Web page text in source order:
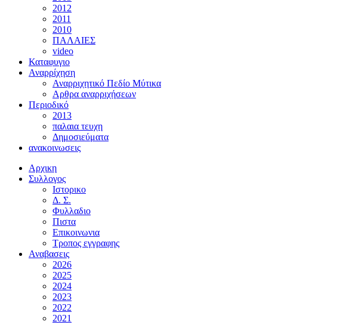
2012
2011
2010
ΠΑΛΑΙΕΣ
video
Καταφυγιο
Αναρρίχηση
Αναρριχητικό Πεδίο Μύτικα
Αρθρα αναρριχήσεων
Περιοδικό
2013
παλαια τευχη
Δημοσιεύματα
ανακοινωσεις
Αρχικη
Συλλογος
Ιστορικο
Δ. Σ.
Φυλλαδιο
Πιστα
Επικοινωνια
Τροπος εγγραφης
Αναβασεις
2026
2025
2024
2023
2022
2021